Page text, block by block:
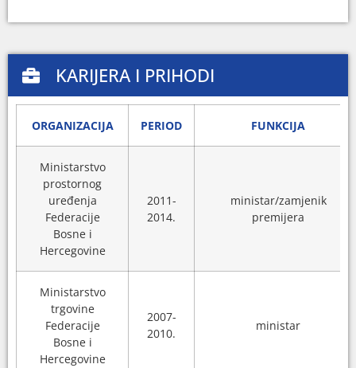
KARIJERA I PRIHODI
ORGANIZACIJA PERIOD FUNKCIJA
Ministarstvo
prostornog
uređenja
Federacije
Bosne i
Hercegovine
2011-
2014.
ministar/zamjenik
premijera
Ministarstvo
trgovine
Federacije
Bosne i
Hercegovine
2007-
2010.
ministar